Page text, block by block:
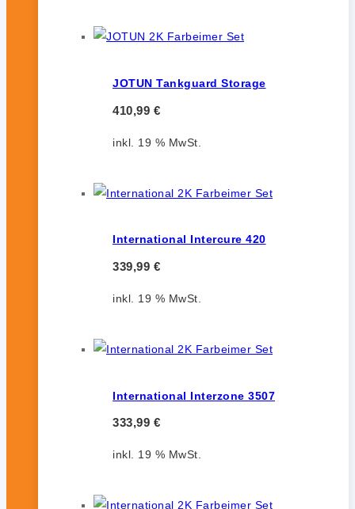
JOTUN Tankguard Storage
410,99 €
inkl. 19 % MwSt.
International Intercure 420
339,99 €
inkl. 19 % MwSt.
International Interzone 3507
333,99 €
inkl. 19 % MwSt.